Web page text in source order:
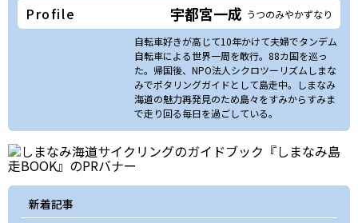
Profile 宇都宮一成 うつのみやかずなり
自転車好きが高じて10年かけて夫婦でタンデム
自転車による世界一周を敢行。88カ国を巡っ
た。帰国後、NPO法人シクロツーリズムしまな
みでポタリングガイドとして島走中。しまなみ
海道の魅力再発見のため島々をすみからすみま
で走り回る毎日を過ごしている。
新着記事